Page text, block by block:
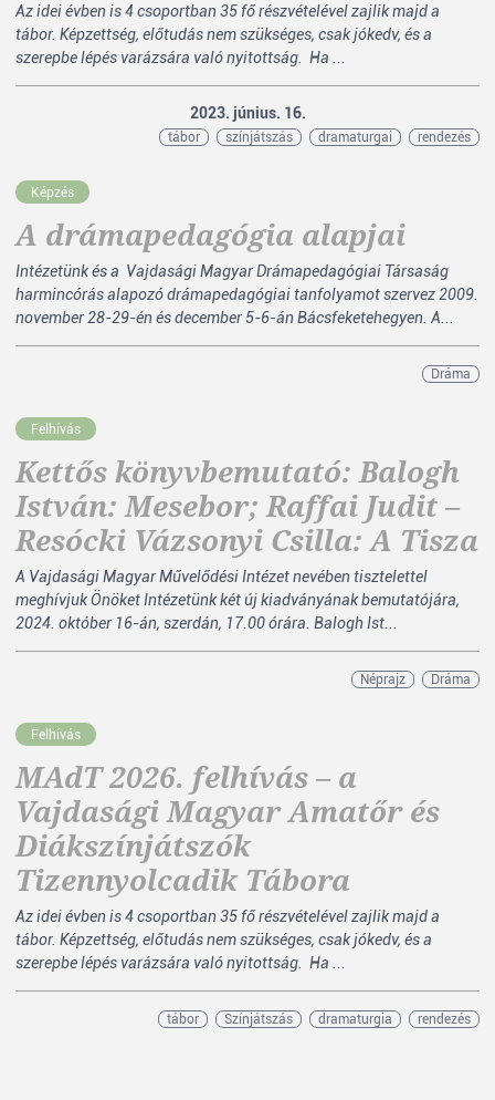
Az idei évben is 4 csoportban 35 fő részvételével zajlik majd a
tábor. Képzettség, előtudás nem szükséges, csak jókedv, és a
szerepbe lépés varázsára való nyitottság. Ha ...
2023. június. 16.
tábor színjátszás dramaturgai rendezés
Képzés
A drámapedagógia alapjai
Intézetünk és a Vajdasági Magyar Drámapedagógiai Társaság
harmincórás alapozó drámapedagógiai tanfolyamot szervez 2009.
november 28-29-én és december 5-6-án Bácsfeketehegyen. A...
Dráma
Felhívás
Kettős könyvbemutató: Balogh
István: Mesebor; Raffai Judit –
Resócki Vázsonyi Csilla: A Tisza
A Vajdasági Magyar Művelődési Intézet nevében tisztelettel
meghívjuk Önöket Intézetünk két új kiadványának bemutatójára,
2024. október 16-án, szerdán, 17.00 órára. Balogh Ist...
Néprajz Dráma
Felhívás
MAdT 2026. felhívás – a
Vajdasági Magyar Amatőr és
Diákszínjátszók
Tizennyolcadik Tábora
Az idei évben is 4 csoportban 35 fő részvételével zajlik majd a
tábor. Képzettség, előtudás nem szükséges, csak jókedv, és a
szerepbe lépés varázsára való nyitottság. Ha ...
tábor Színjátszás dramaturgia rendezés